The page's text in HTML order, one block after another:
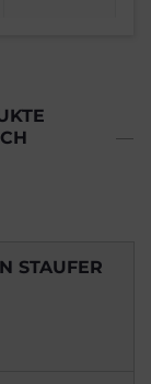
STAUFER